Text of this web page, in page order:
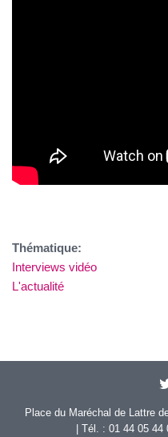
Thématique:
Interviews vidéo
L'actualité
Place du Maréchal de Lattre
| Tél. : 01 44 05